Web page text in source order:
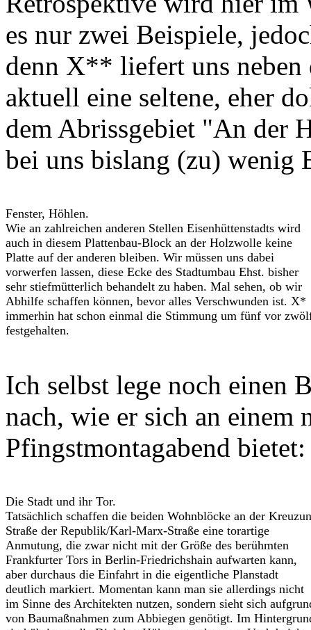
es nur zwei Beispiele,
denn X** liefert uns
aktuell eine seltene, eher
dem Abrissgebiet "An der
bei uns bislang (zu) wenig
Fenster, Höhlen.
Wie an zahlreichen anderen Stellen Eisenhüttenstadts wird
auch in diesem Plattenbau-Block an der Holzwolle keine
Platte auf der anderen bleiben. Wir müssen uns dabei
vorwerfen lassen, diese Ecke des Stadtumbau Ehst. bisher
sehr stiefmütterlich behandelt zu haben. Mal sehen, ob wir
Abhilfe schaffen können, bevor alles Verschwunden ist. X*
immerhin hat schon einmal die Stimmung um fünf vor
festgehalten.
Ich selbst lege noch einen
nach, wie er sich an
Pfingstmontagabend bietet:
Die Stadt und ihr Tor.
Tatsächlich schaffen die beiden Wohnblöcke an der
Straße der Republik/Karl-Marx-Straße eine torartige
Anmutung, die zwar nicht mit der Größe des berühmten
Frankfurter Tors in Berlin-Friedrichshain aufwarten kann,
aber durchaus die Einfahrt in die eigentliche Planstadt
deutlich markiert. Momentan kann man sie allerdings nicht
im Sinne des Architekten nutzen, sondern sieht sich
von Baumaßnahmen zum Abbiegen genötigt. Im